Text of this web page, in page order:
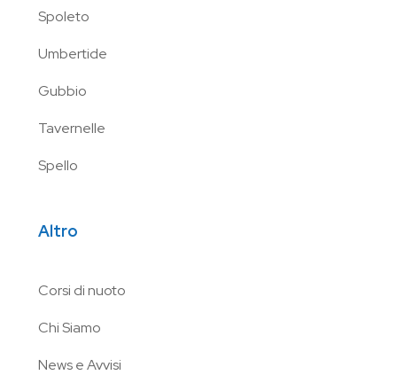
Spoleto
Umbertide
Gubbio
Tavernelle
Spello
Altro
Corsi di nuoto
Chi Siamo
News e Avvisi